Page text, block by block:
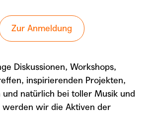
Zur Anmeldung
Diskussionen, Workshops,
inspirierenden Projekten,
und natürlich bei toller Musik und
werden wir die Aktiven der